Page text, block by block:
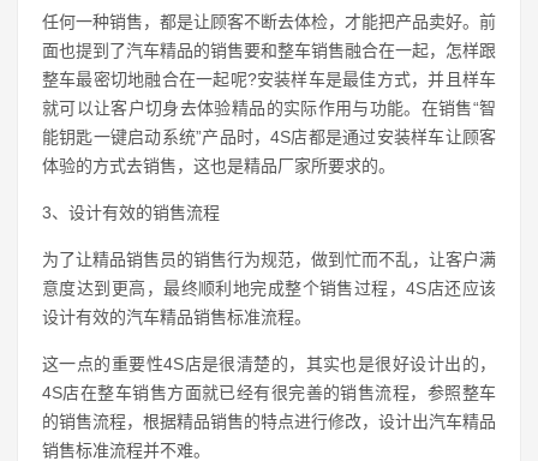
任何一种销售，都是让顾客不断去体检，才能把产品卖好。前
面也提到了汽车精品的销售要和整车销售融合在一起，怎样跟
整车最密切地融合在一起呢?安装样车是最佳方式，并且样车
就可以让客户切身去体验精品的实际作用与功能。在销售“智
能钥匙一键启动系统”产品时，4S店都是通过安装样车让顾客
体验的方式去销售，这也是精品厂家所要求的。
3、设计有效的销售流程
为了让精品销售员的销售行为规范，做到忙而不乱，让客户满
意度达到更高，最终顺利地完成整个销售过程，4S店还应该
设计有效的汽车精品销售标准流程。
这一点的重要性4S店是很清楚的，其实也是很好设计出的，
4S店在整车销售方面就已经有很完善的销售流程，参照整车
的销售流程，根据精品销售的特点进行修改，设计出汽车精品
销售标准流程并不难。